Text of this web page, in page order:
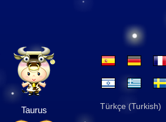
Taurus Türkçe (Turkish)